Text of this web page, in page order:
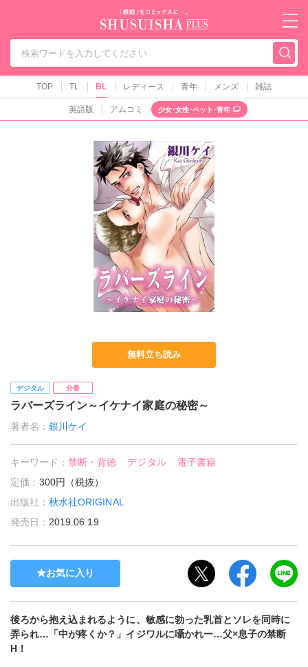
秋水社PLUS（テ
TOP TL BL レディース 青年 メンズ 雑誌
英語版 アムコミ 少女･女性･ペット･青年
無料立ち読み
デジタル 分冊
ラバーズライン～イケナイ家庭の秘密～
著者名：銀川ケイ
キーワード：禁断・背徳 デジタル
電子書籍
定価：300円（税抜）
出版社：秋水社ORIGINAL
発売日： 2019.06.19
お気に入り
後ろから抱え込まれるように、敏感に勃った乳首とソレを同時に
弄られ…「中が疼くか？」イジワルに囁かれー…父×息子の禁断
H！